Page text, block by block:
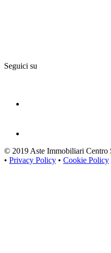
Seguici su
© 2019 Aste Immobiliari Centro
• Privacy Policy • Cookie Policy